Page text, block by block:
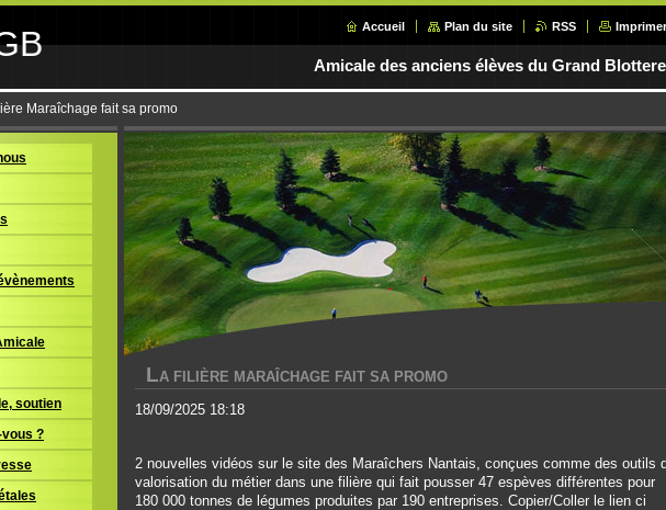
Accueil Plan du site RSS Imprimer
Amicale des anciens élèves du Grand
Maraîchage fait sa promo
LA FILIÈRE MARAÎCHAGE FAIT SA PROMO
18/09/2025 18:18
2 nouvelles vidéos sur le site des Maraîchers Nantais, conçues comme des outils
valorisation du métier dans une filière qui fait pousser 47 espèves différentes pour
180 000 tonnes de légumes produites par 190 entreprises. Copier/Coller le lien ci
soutien
vous ?